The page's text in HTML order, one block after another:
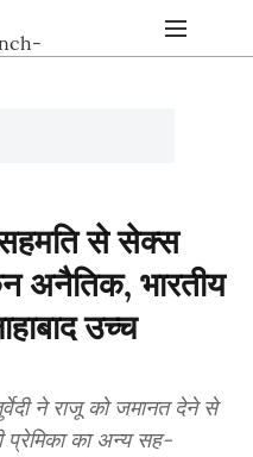
से सेक्स
अनैतिक, भारतीय
उच्च
ने राजू को जमानत देने से
का अन्य सह-